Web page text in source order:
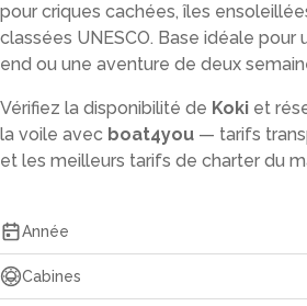
pour criques cachées, îles
classées UNESCO. Base idéale pour
end ou une aventure de deux
Vérifiez la disponibilité de Koki et
la voile avec boat4you — tarifs
et les meilleurs tarifs de charter du
Année
Cabines